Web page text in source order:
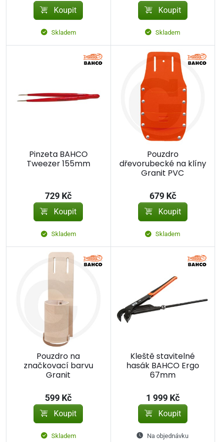
Koupit
Skladem
Koupit
Skladem
Pinzeta BAHCO
Tweezer 155mm
729 Kč
Koupit
Skladem
Pouzdro
dřevorubecké na klíny
Granit PVC
679 Kč
Koupit
Skladem
Pouzdro na
značkovací barvu
Granit
599 Kč
Koupit
Skladem
Kleště stavitelné
hasák BAHCO Ergo
67mm
1 999 Kč
Koupit
Na objednávku